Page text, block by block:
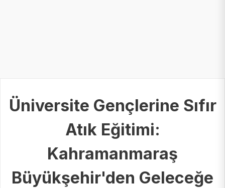
Üniversite Gençlerine Sıfır
Atık Eğitimi:
Kahramanmaraş
Büyükşehir'den Geleceğe